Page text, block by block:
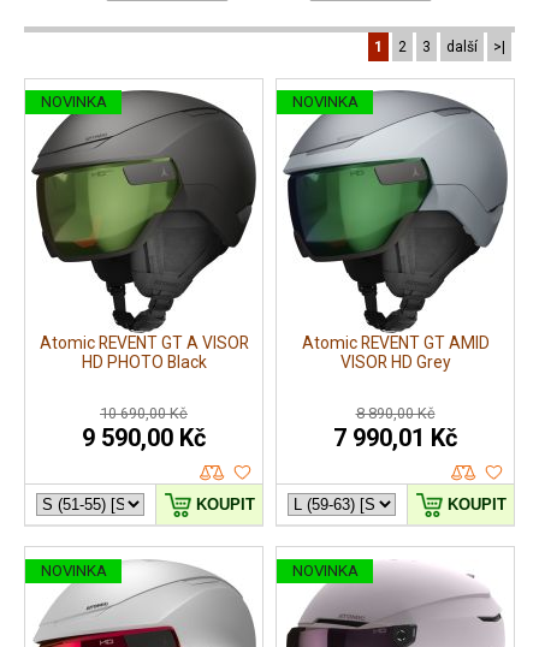
1 2 3 další >|
NOVINKA
Atomic REVENT GT A VISOR
HD PHOTO Black
10 690,00 Kč
9 590,00 Kč
KOUPIT
NOVINKA
Atomic REVENT GT AMID
VISOR HD Grey
8 890,00 Kč
7 990,01 Kč
KOUPIT
NOVINKA NOVINKA